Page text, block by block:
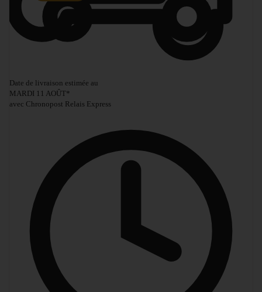
Date de livraison estimée au
MARDI 11 AOÛT*
avec Chronopost Relais Express